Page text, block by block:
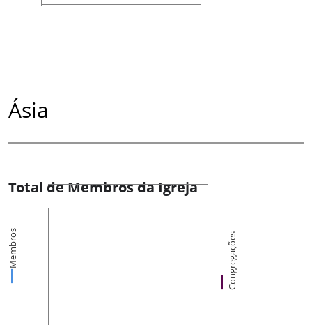
Ásia
Total de Membros da Igreja
Membros Congregações